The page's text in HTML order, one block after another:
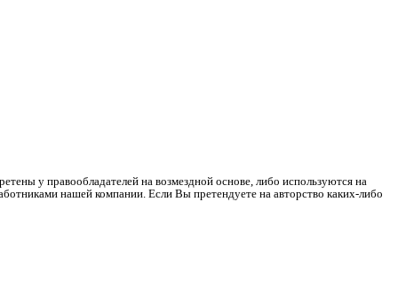
у правообладателей на возмездной основе, либо используются на
нашей компании. Если Вы претендуете на авторство каких-либо